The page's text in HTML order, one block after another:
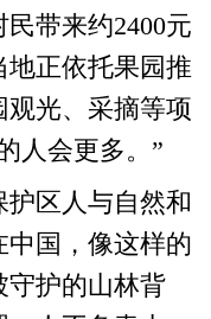
带来约2400元
地正依托果园推
光、采摘等项
人会更多。”
区人与自然和
国，像这样的
守护的山林背